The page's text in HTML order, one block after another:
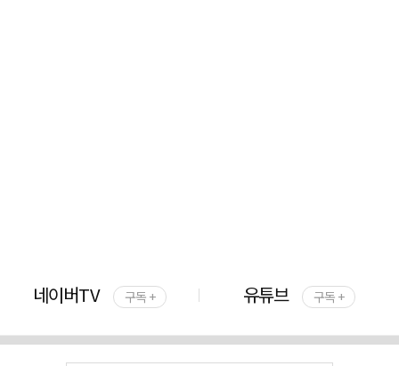
네이버TV 구독 + 유튜브 구독 +